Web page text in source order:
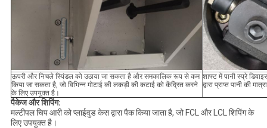
ऊपरी और निचले स्पिंडल को उठाया जा सकता है और समकालिक रूप से कम
किया जा सकता है, जो विभिन्न मोटाई की लकड़ी की कटाई को केंद्रित करने
के लिए उपयुक्त है।
शाफ्ट में पानी स्प्रे
द्वारा प्राप्त पानी की
पैकेज और शिपिंग:
मल्टीपल चिप आरी को प्लाईवुड केस द्वारा पैक किया जाता है, जो FCL और LCL शिपिंग के
लिए उपयुक्त है।